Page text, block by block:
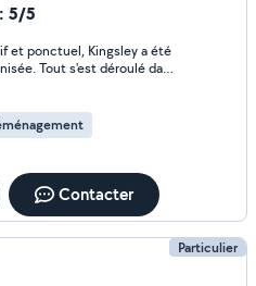
avec soin et dans la
aider.
5/5
et ponctuel, Kingsley a été
Tout s'est déroulé dans
Contacter
Particulier